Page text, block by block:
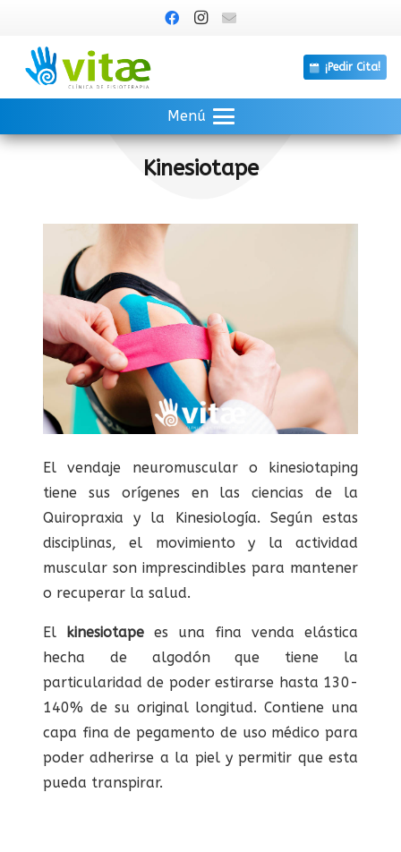
¡Pedir Cita!
Menú
Kinesiotape
El vendaje neuromuscular o kinesiotaping
tiene sus orígenes en las ciencias de la
Quiropraxia y la Kinesiología. Según estas
disciplinas, el movimiento y la actividad
muscular son imprescindibles para mantener
o recuperar la salud.
El kinesiotape es una fina venda elástica
hecha de algodón que tiene la
particularidad de poder estirarse hasta 130-
140% de su original longitud. Contiene una
capa fina de pegamento de uso médico para
poder adherirse a la piel y permitir que esta
pueda transpirar.